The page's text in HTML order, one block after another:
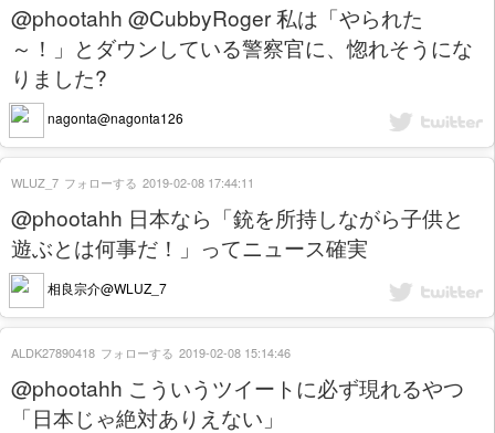
@phootahh @CubbyRoger 私は「やられた
～！」とダウンしている警察官に、惚れそうにな
りました?
nagonta@nagonta126
@phootahh 日本なら「銃を所持しながら子供と
遊ぶとは何事だ！」ってニュース確実
相良宗介@WLUZ_7
WLUZ_7 フォローする 2019-02-08 17:44:11
@phootahh こういうツイートに必ず現れるやつ
「日本じゃ絶対ありえない」
ALDK27890418 フォローする 2019-02-08 15:14:46